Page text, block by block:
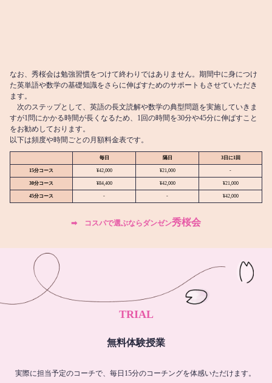
なお、秀桜会は勉強習慣をつけて終わりではありません。期間中に身につけ
た英単語や数学の基礎知識をさらに伸ばすためのサポートもさせていただき
ます。
次のステップとして、英語の長文読解や数学の典型問題を実施していきま
すが1問にかかる時間が長くなるため、1回の時間を30分や45分に伸ばすこと
をお勧めしております。
以下は頻度や時間ごとの月額料金表です。
毎日 隔日 3日に1回
15分コース ¥42,000 ¥21,000 -
30分コース ¥84,400 ¥42,000 ¥21,000
45分コース - - ¥42,000
➡︎ コスパで選ぶならダンゼン秀桜会
TRIAL
無料体験授業
実際に担当予定のコーチで、毎日15分のコーチングを体感いただけます。